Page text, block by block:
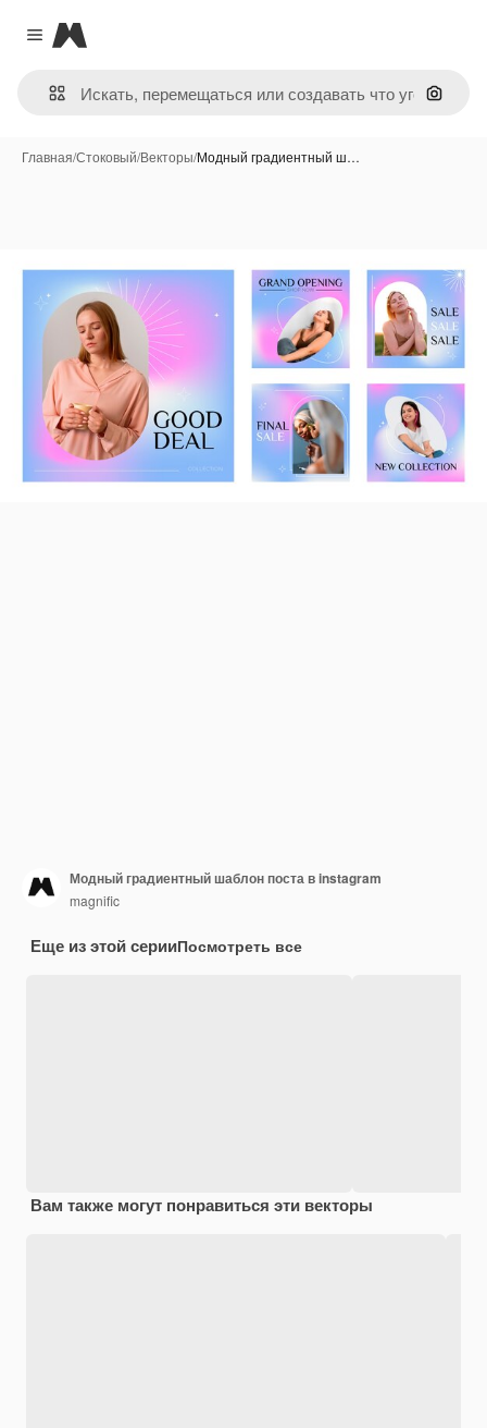
Close menu
Magnific
Поиск
Главная/Стоковый/Векторы/Модный градиентный ш…
Модный градиентный шаблон поста в instagram
magnific
Еще из этой серииПосмотреть все
Вам также могут понравиться эти векторы